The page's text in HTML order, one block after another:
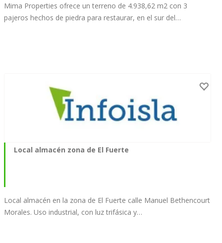
Mima Properties ofrece un terreno de 4.938,62 m2 con 3
pajeros hechos de piedra para restaurar, en el sur del…
Local almacén zona de El Fuerte
Local almacén en la zona de El Fuerte calle Manuel Bethencourt
Morales. Uso industrial, con luz trifásica y…